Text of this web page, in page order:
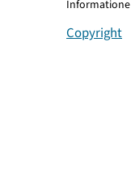
Copyright